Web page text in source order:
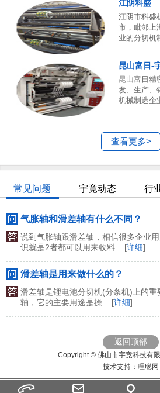
江阴科盛
江阴市科盛
市，毗邻上
业的分切机
昆山富日-
昆山富日精
发、生产、
机械制造企
查看更多>
常见问题 宇竟动态 行
气胀轴和滑差轴有什么不同？
说到气胀轴跟滑差轴，相信很多企业
识就是2者都可以用来收料... [详细]
滑差轴是用来做什么的？
滑差轴是锂电池分切机(分条机)上的
轴，它的主要用途是操... [详细]
返回顶部
Copyright © 佛山市宇竞科技有
技术支持： 理聪网